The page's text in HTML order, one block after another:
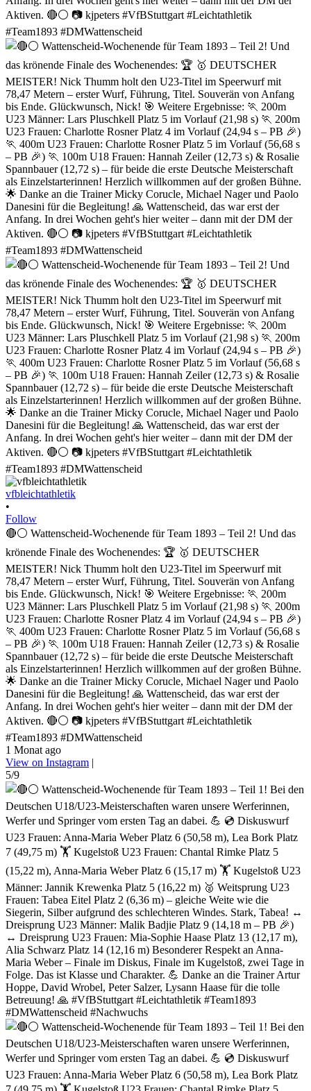
vfbleichtathletik
•
Follow
🔴⚪ Wattenscheid-Wochenende für Team 1893 – Teil 2! Und das
krönende Finale des Wochenendes: 🏆 🥇 DEUTSCHER
MEISTER! Nick Thumm holt den U23-Titel im Speerwurf mit
78,47 Metern – erster Wurf, Führung, Titel. Souverän von Anfang
bis Ende. Glückwunsch, Nick! 🎯 Weitere Ergebnisse: 🏃 200m
U23 Männer: Lars Pluschkell Platz 5 im Vorlauf (21,98 s) 🏃 200m
U23 Frauen: Charlotte Rosner Platz 4 im Vorlauf (24,94 s – PB 🎉)
🏃 400m U23 Frauen: Charlotte Rosner Platz 5 im Vorlauf (56,68 s
– PB 🎉) 🏃 100m U18 Frauen: Hannah Zeiler (12,73 s) & Rosalie
Spannbauer (12,72 s) – für beide die erste Deutsche Meisterschaft
als Einzelstarterinnen! Herzlich willkommen auf der großen Bühne.
🌟 Danke an die Trainer Micky Corucle, Michael Nager und Paolo
Danesini für die Begleitung! 🙏 Wattenscheid, das war erst der
Anfang. In drei Wochen geht's hier weiter – dann mit der DM der
Aktiven. 🔴⚪ 📷 kjpeters #VfBStuttgart #Leichtathletik
#Team1893 #DMWattenscheid
1 Monat ago
View on Instagram |
5/9